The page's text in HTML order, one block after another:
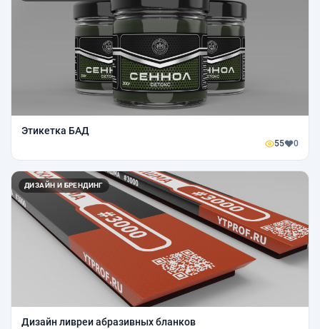
Этикетка БАД
55 0
ДИЗАЙН И БРЕНДИНГ
Дизайн ливреи абразивных бланков